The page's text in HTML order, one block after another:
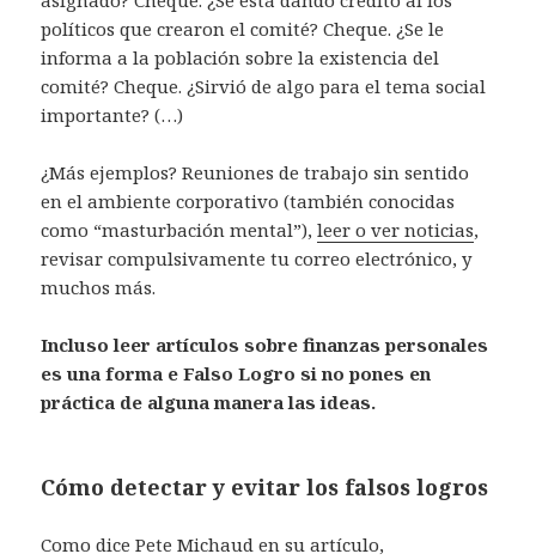
políticos que crearon el comité? Cheque. ¿Se le
informa a la población sobre la existencia del
comité? Cheque. ¿Sirvió de algo para el tema social
importante? (…)
¿Más ejemplos? Reuniones de trabajo sin sentido
en el ambiente corporativo (también conocidas
como “masturbación mental”),leer o ver noticias,
revisar compulsivamente tu correo electrónico, y
muchos más.
Incluso leer artículos sobre finanzas personales
es una forma e Falso Logro si no pones en
práctica de alguna manera las ideas.
Cómo detectar y evitar los falsos logros
Como dice Pete Michaud en su artículo,